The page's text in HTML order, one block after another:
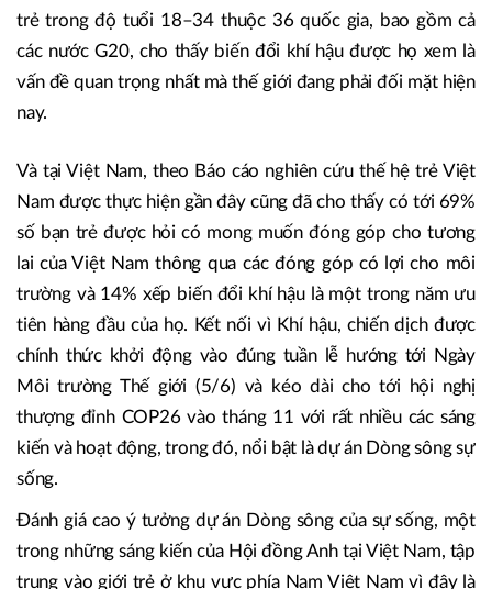
trẻ trong độ tuổi 18–34 thuộc 36 quốc gia, bao gồm cả
các nước G20, cho thấy biến đổi khí hậu được họ xem là
vấn đề quan trọng nhất mà thế giới đang phải đối mặt hiện
nay.
Và tại Việt Nam, theo Báo cáo nghiên cứu thế hệ trẻ Việt
Nam được thực hiện gần đây cũng đã cho thấy có tới 69%
số bạn trẻ được hỏi có mong muốn đóng góp cho tương
lai của Việt Nam thông qua các đóng góp có lợi cho môi
trường và 14% xếp biến đổi khí hậu là một trong năm ưu
tiên hàng đầu của họ. Kết nối vì Khí hậu, chiến dịch được
chính thức khởi động vào đúng tuần lễ hướng tới Ngày
Môi trường Thế giới (5/6) và kéo dài cho tới hội nghị
thượng đỉnh COP26 vào tháng 11 với rất nhiều các sáng
kiến và hoạt động, trong đó, nổi bật là dự án Dòng sông sự
sống.
Đánh giá cao ý tưởng dự án Dòng sông của sự sống, một
trong những sáng kiến của Hội đồng Anh tại Việt Nam, tập
trung vào giới trẻ ở khu vực phía Nam Việt Nam vì đây là